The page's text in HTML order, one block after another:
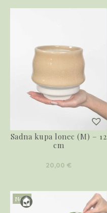
Sadna kupa lonec (M) – 12
cm
20,00 €
Novo